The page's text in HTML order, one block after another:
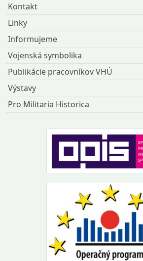
Kontakt
Linky
Informujeme
Vojenská symbolika
Publikácie pracovníkov VHÚ
Výstavy
Pro Militaria Historica